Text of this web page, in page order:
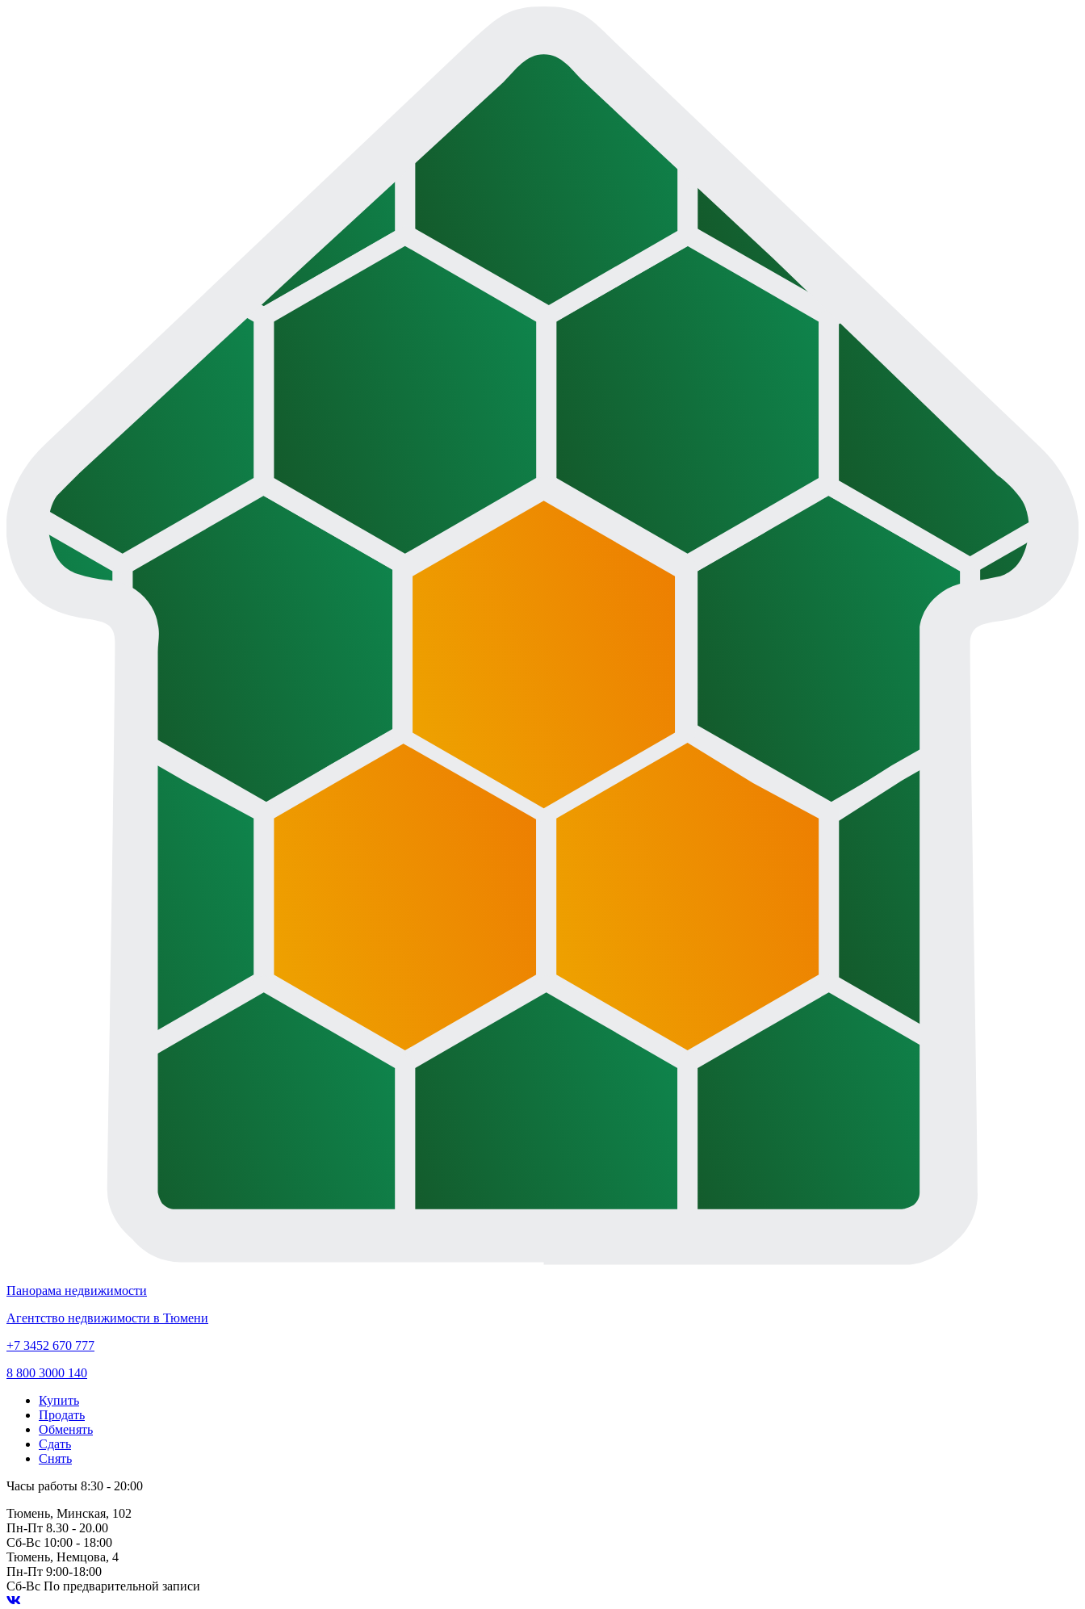
Панорама недвижимости
Агентство недвижимости в Тюмени
+7 3452 670 777
8 800 3000 140
Купить
Продать
Обменять
Сдать
Снять
Часы работы 8:30 - 20:00
Тюмень, Минская, 102
Пн-Пт 8.30 - 20.00
Сб-Вс 10:00 - 18:00
Тюмень, Немцова, 4
Пн-Пт 9:00-18:00
Сб-Вс По предварительной записи